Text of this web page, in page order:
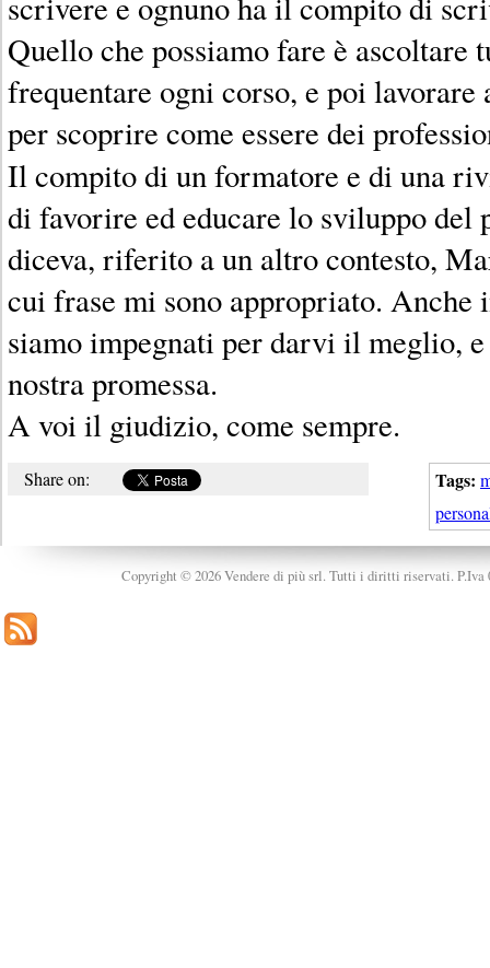
Quello che possiamo fare è ascoltare
frequentare ogni corso, e poi lavorare
per scoprire come essere dei
Il compito di un formatore e di una
di favorire ed educare lo sviluppo del
diceva, riferito a un altro contesto,
cui frase mi sono appropriato. Anche
siamo impegnati per darvi il meglio, e
nostra promessa.
A voi il giudizio, come sempre.
Tags:
Share on:
Copyright © 2026 Vendere di più srl. Tutti i diritti riservati. P.Iva